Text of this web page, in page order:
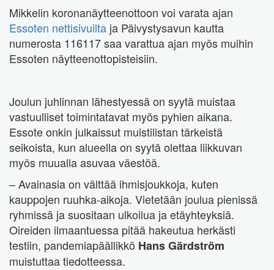
Mikkelin koronanäytteenottoon voi varata ajan
Essoten nettisivuilta ja Päivystysavun kautta
numerosta 116117 saa varattua ajan myös muihin
Essoten näytteenottopisteisiin.
Joulun juhlinnan lähestyessä on syytä muistaa
vastuulliset toimintatavat myös pyhien aikana.
Essote onkin julkaissut muistilistan tärkeistä
seikoista, kun alueella on syytä olettaa liikkuvan
myös muualla asuvaa väestöä.
– Avainasia on välttää ihmisjoukkoja, kuten
kauppojen ruuhka-aikoja. Vietetään joulua pienissä
ryhmissä ja suositaan ulkoilua ja etäyhteyksiä.
Oireiden ilmaantuessa pitää hakeutua herkästi
testiin, pandemiapäällikkö Hans Gärdström
muistuttaa tiedotteessa.